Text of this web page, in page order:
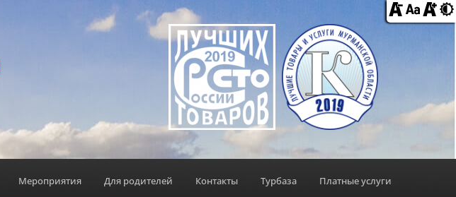
Мероприятия Для родителей Контакты Турбаза Платные услуги